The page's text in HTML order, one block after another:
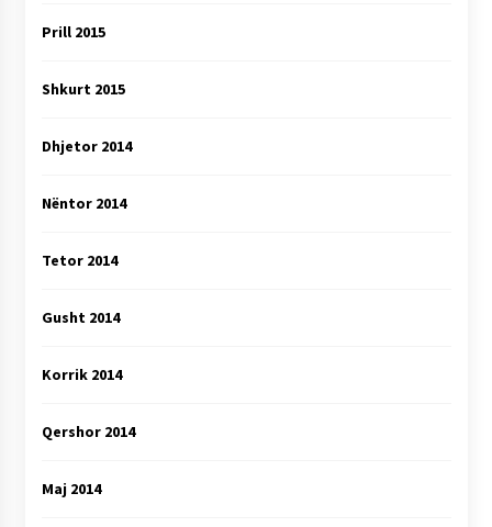
Prill 2015
Shkurt 2015
Dhjetor 2014
Nëntor 2014
Tetor 2014
Gusht 2014
Korrik 2014
Qershor 2014
Maj 2014